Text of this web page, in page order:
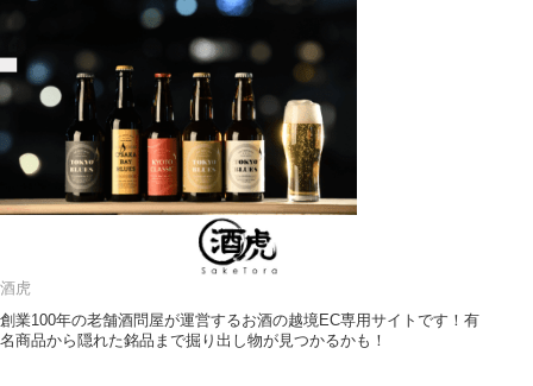
酒虎
創業100年の老舗酒問屋が運営するお酒の越境EC専用サイトです！有
名商品から隠れた銘品まで掘り出し物が見つかるかも！